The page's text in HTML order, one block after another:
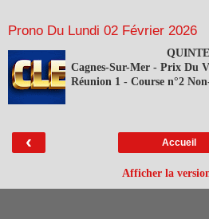
Prono Du Lundi 02 Février 2026
QUINTE-
Cagnes-Sur-Mer - Prix Du
Réunion 1 - Course n°2
‹ Accueil
Afficher la